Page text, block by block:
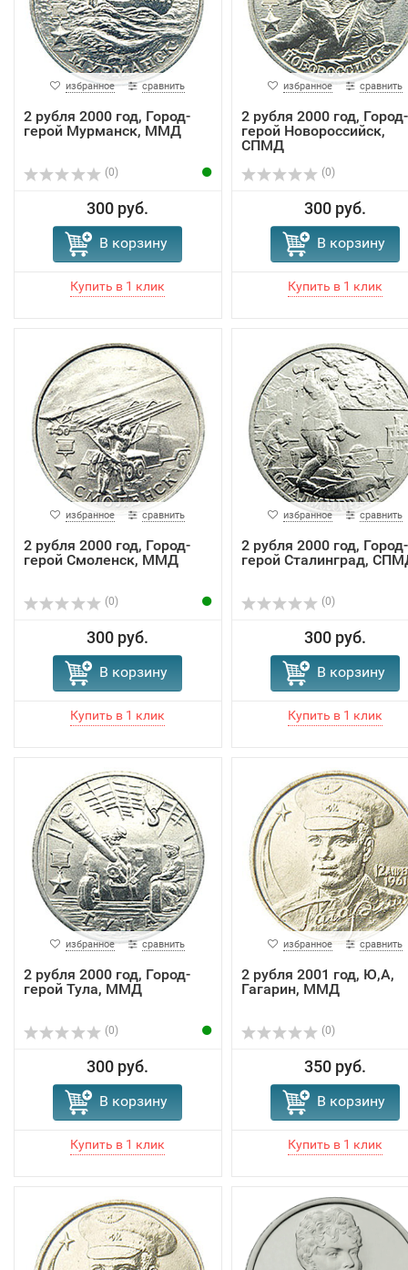
избранное сравнить
2 рубля 2000 год, Город-
герой Мурманск, ММД
(0)
300 руб.
В корзину
избранное сравнить
2 рубля 2000 год, Город-
герой Новороссийск,
СПМД
(0)
300 руб.
В корзину
избранное сравнить
2 рубля 2000 год, Город-
герой Смоленск, ММД
(0)
300 руб.
В корзину
избранное сравнить
2 рубля 2000 год, Город-
герой Сталинград,
(0)
300 руб.
В корзину
избранное сравнить
2 рубля 2000 год, Город-
герой Тула, ММД
(0)
300 руб.
В корзину
избранное сравнить
2 рубля 2001 год, Ю,А,
Гагарин, ММД
(0)
350 руб.
В корзину